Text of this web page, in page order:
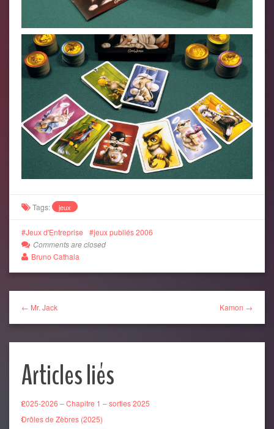
Tags: jeux
Jeux d'Entreprise
jeux publiés 2006
Comments are closed
Bruno Cathala
← Mr. Jack Kamon →
Articles liés
2025-2026 – Chapitre 1 – sorties 2025
Drôles de Zèbres (2025)